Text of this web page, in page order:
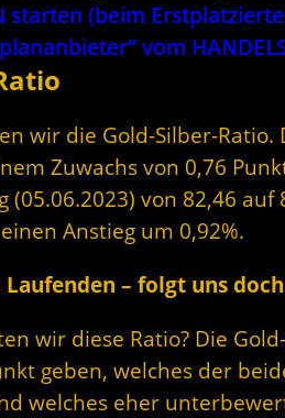
starten (beim
vom
wir die Gold-Silber-Ratio.
Zuwachs von 0,76
(05.06.2023) von 82,46
Anstieg um 0,92%.
– folgt uns
wir diese Ratio? Die
geben, welches der
welches eher